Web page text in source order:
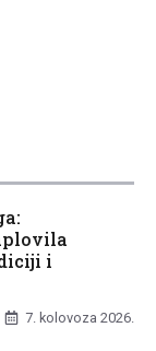
i
7. kolovoza 2026.